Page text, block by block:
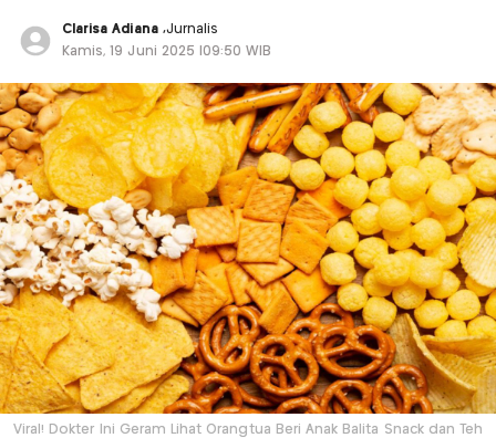
Clarisa Adiana ,Jurnalis
Kamis, 19 Juni 2025 |09:50 WIB
Viral! Dokter Ini Geram Lihat Orangtua Beri Anak Balita Snack dan Teh